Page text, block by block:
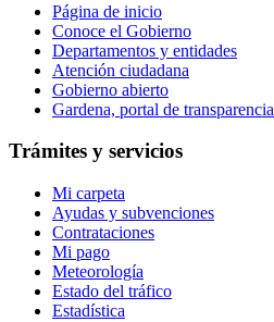
Página de inicio
Conoce el Gobierno
Departamentos y entidades
Atención ciudadana
Gobierno abierto
Gardena, portal de transparencia
Trámites y servicios
Mi carpeta
Ayudas y subvenciones
Contrataciones
Mi pago
Meteorología
Estado del tráfico
Estadística